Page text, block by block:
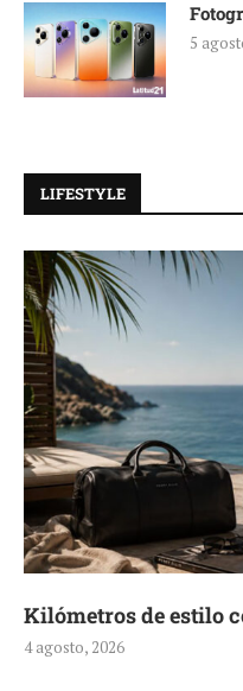
5
LIFESTYLE
Kilómetros de estilo
4 agosto, 2026